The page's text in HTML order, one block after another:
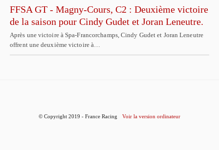
FFSA GT - Magny-Cours, C2 : Deuxième victoire
de la saison pour Cindy Gudet et Joran Leneutre.
Après une victoire à Spa-Francorchamps, Cindy Gudet et Joran Leneutre
offrent une deuxième victoire à…
© Copyright 2019 - France Racing Voir la version ordinateur